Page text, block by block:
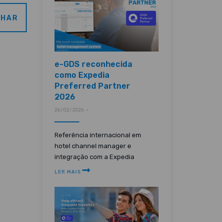
e-GDS reconhecida
como Expedia
Preferred Partner
2026
26/02/2026 •
Referência internacional em
hotel channel manager e
integração com a Expedia
LER MAIS